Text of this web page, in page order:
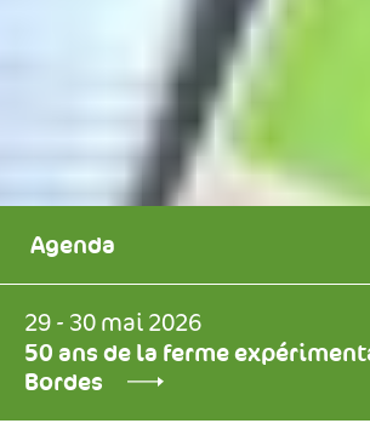
Agenda
29 - 30 mai 2026
50 ans de la ferme
Bordes